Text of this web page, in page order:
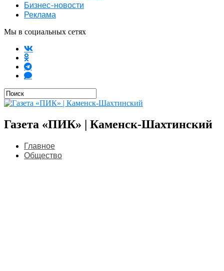
Бизнес-новости
Реклама
Мы в социальных сетях
Газета «ПИК» | Каменск-Шахтинский
Главное
Общество